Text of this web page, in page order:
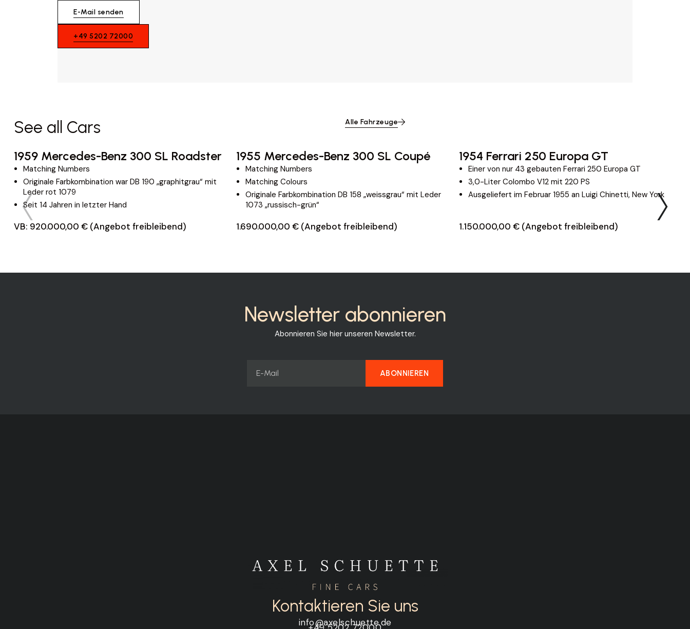
E-Mail senden
+49 5202 72000
See all Cars Alle Fahrzeuge
1959 Mercedes-Benz 300 SL Roadster
Matching Numbers
Originale Farbkombination war DB 190 „graphitgrau“ mit
Leder rot 1079
Seit 14 Jahren in letzter Hand
VB: 920.000,00 € (Angebot freibleibend)
1955 Mercedes-Benz 300 SL Coupé
Matching Numbers
Matching Colours
Originale Farbkombination DB 158 „weissgrau“ mit Leder
1073 „russisch-grün“
1.690.000,00 € (Angebot freibleibend)
1954 Ferrari 250 Europa GT
Einer von nur 43 gebauten Ferrari 250 Europa GT
3,0-Liter Colombo V12 mit 220 PS
Ausgeliefert im Februar 1955 an Luigi Chinetti, New York
1.150.000,00 € (Angebot freibleibend)
Newsletter abonnieren
Abonnieren Sie hier unseren Newsletter.
ABONNIEREN
Kontaktieren Sie uns
info@axelschuette.de